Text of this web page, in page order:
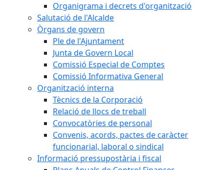
Organigrama i decrets d'organització
Salutació de l'Alcalde
Òrgans de govern
Ple de l'Ajuntament
Junta de Govern Local
Comissió Especial de Comptes
Comissió Informativa General
Organització interna
Tècnics de la Corporació
Relació de llocs de treball
Convocatòries de personal
Convenis, acords, pactes de caràcter
funcionarial, laboral o sindical
Informació pressupostària i fiscal